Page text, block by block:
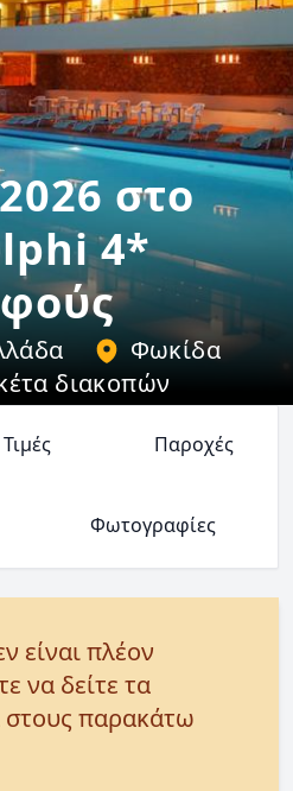
στο
4*
Φωκίδα
διακοπών
Τιμές Παροχές
Φωτογραφίες
είναι πλέον
να δείτε τα
στους παρακάτω